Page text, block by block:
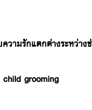
วามรักแตกต่างระหว่าง
child grooming